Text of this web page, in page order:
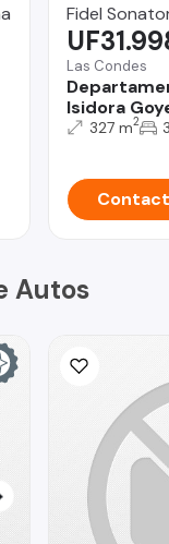
Fidel
Las Condes
Isidora
327 m2 3
Autos